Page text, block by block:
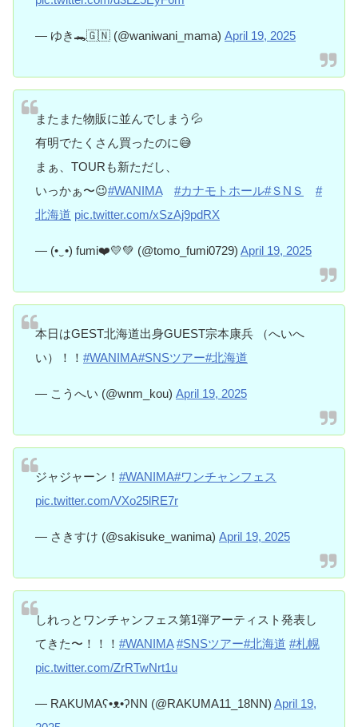
— ゆき🐊🇬🇳 (@waniwani_mama) April 19, 2025
またまた物販に並んでしまう💦
有明でたくさん買ったのに😅
まぁ、TOURも新ただし、
いっかぁ〜😉#WANIMA #カナモトホール#ＳNＳ
#
北海道 pic.twitter.com/xSzAj9pdRX
— (•‿•) fumi❤️💛💚 (@tomo_fumi0729) April 19, 2025
本日はGEST北海道出身GUEST宗本康兵 （へいへ
い）！！ #WANIMA#SNSツアー#北海道
— こうへい (@wnm_kou) April 19, 2025
ジャジャーン！ #WANIMA#ワンチャンフェス
pic.twitter.com/VXo25lRE7r
— さきすけ (@sakisuke_wanima) April 19, 2025
しれっとワンチャンフェス第1弾アーティスト発表し
てきた〜！！！ #WANIMA #SNSツアー#北海道 #札幌
pic.twitter.com/ZrRTwNrt1u
— RAKUMAʕ•ᴥ•ʔNN (@RAKUMA11_18NN) April 19,